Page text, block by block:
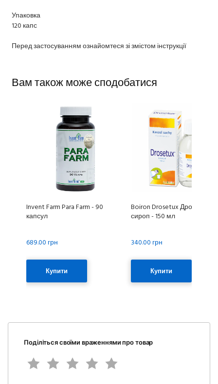
Упаковка
120 капс
Перед застосуванням ознайомтеся зі змістом інструкції
Вам також може сподобатися
Invent Farm Para Farm - 90
капсул
689.00 грн
Купити
Boiron Drosetux Дрозетукс
сироп - 150 мл
340.00 грн
Купити
Поділіться своїми враженнями про товар